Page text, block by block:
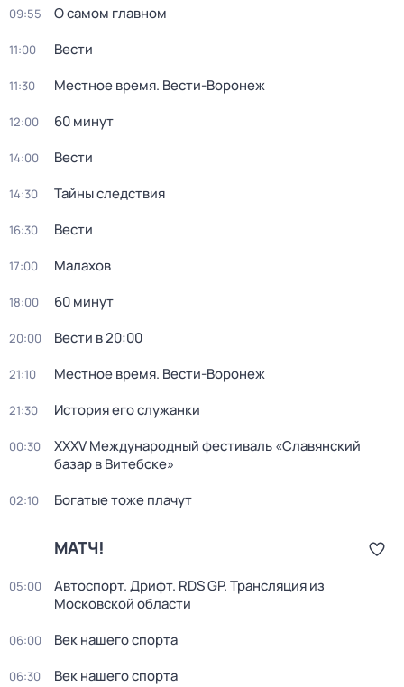
09:55 О самом главном
11:00 Вести
11:30 Местное время. Вести-Воронеж
12:00 60 минут
14:00 Вести
14:30 Тайны следствия
16:30 Вести
17:00 Малахов
18:00 60 минут
20:00 Вести в 20:00
21:10 Местное время. Вести-Воронеж
21:30 История его служанки
00:30
XXXV Международный фестиваль «Славянский
базар в Витебске»
02:10 Богатые тоже плачут
МАТЧ!
05:00
Автоспорт. Дрифт. RDS GP. Трансляция из
Московской области
06:00 Век нашего спорта
06:30 Век нашего спорта